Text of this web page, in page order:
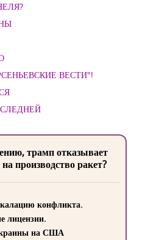
ВЕСТИ"!
трамп отказывает
производство ракет?
конфликта.
лицензии.
на США